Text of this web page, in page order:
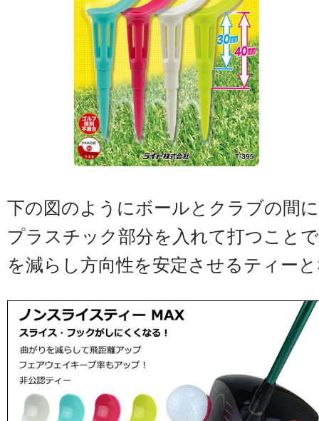
下の図のようにボールとクラブの間
プラスチック部分を入れて打つこと
を減らし方向性を安定させるティー